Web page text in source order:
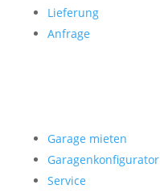
Lieferung
Anfrage
Garage mieten
Garagenkonfigurator
Service